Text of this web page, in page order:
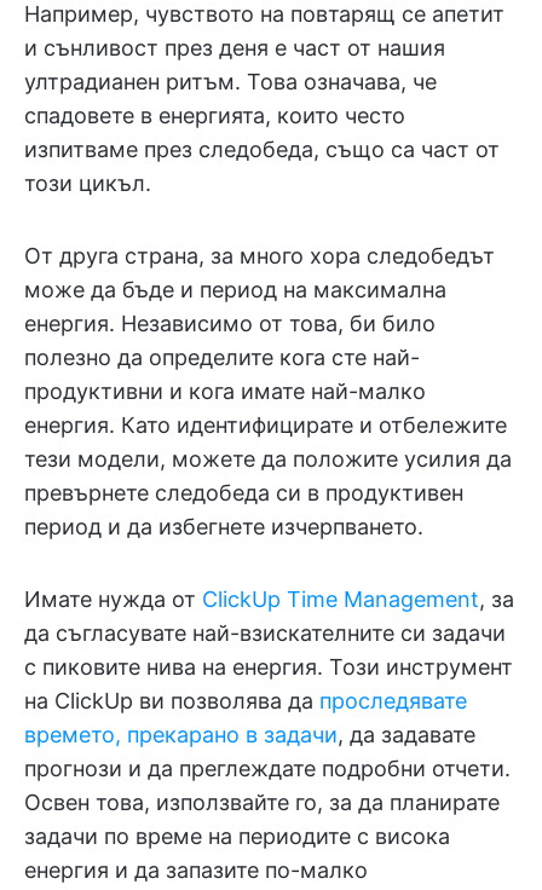
Например, чувството на повтарящ се апетит
и сънливост през деня е част от нашия
ултрадианен ритъм. Това означава, че
спадовете в енергията, които често
изпитваме през следобеда, също са част от
този цикъл.
От друга страна, за много хора следобедът
може да бъде и период на максимална
енергия. Независимо от това, би било
полезно да определите кога сте най-
продуктивни и кога имате най-малко
енергия. Като идентифицирате и отбележите
тези модели, можете да положите усилия да
превърнете следобеда си в продуктивен
период и да избегнете изчерпването.
Имате нужда от ClickUp Time Management, за
да съгласувате най-взискателните си задачи
с пиковите нива на енергия. Този инструмент
на ClickUp ви позволява да проследявате
времето, прекарано в задачи, да задавате
прогнози и да преглеждате подробни отчети.
Освен това, използвайте го, за да планирате
задачи по време на периодите с висока
енергия и да запазите по-малко